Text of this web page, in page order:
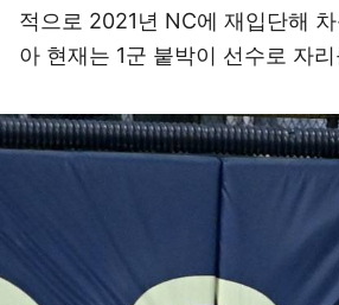
적으로 2021년 NC에 재입단해
아 현재는 1군 붙박이 선수로 자